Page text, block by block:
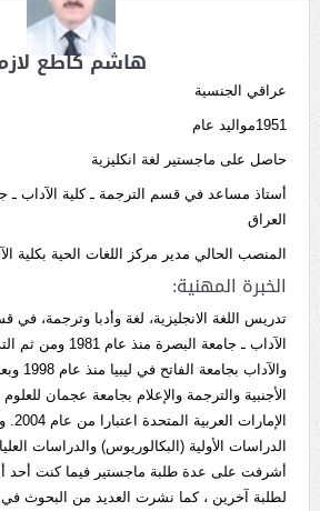
هاشم كاطع
عراقي الجنسية
1951مواليد عام
حاصل على ماجستير لغة انكليزية
أستاذ مساعد في قسم الترجمة ـ كلية الآداب ـ
العراق
المنصب الحالي مدير مركز اللغات الحية بكلية
الخبرة المهنية:
تدريس اللغة الانجليزية، لغة وأدبا وترجمة، في
الآداب ـ جامعة
والآداب
الأجنبية والترجمة والإعلام بجامعة عجمان للعلوم
الدراسات الأولية (البكالوريوس) والدراسات
أشرفت على عدة طلبة ماجستير فيما كنت أحد
لطلبة آخرين ، كما نشرت العديد من البحوث